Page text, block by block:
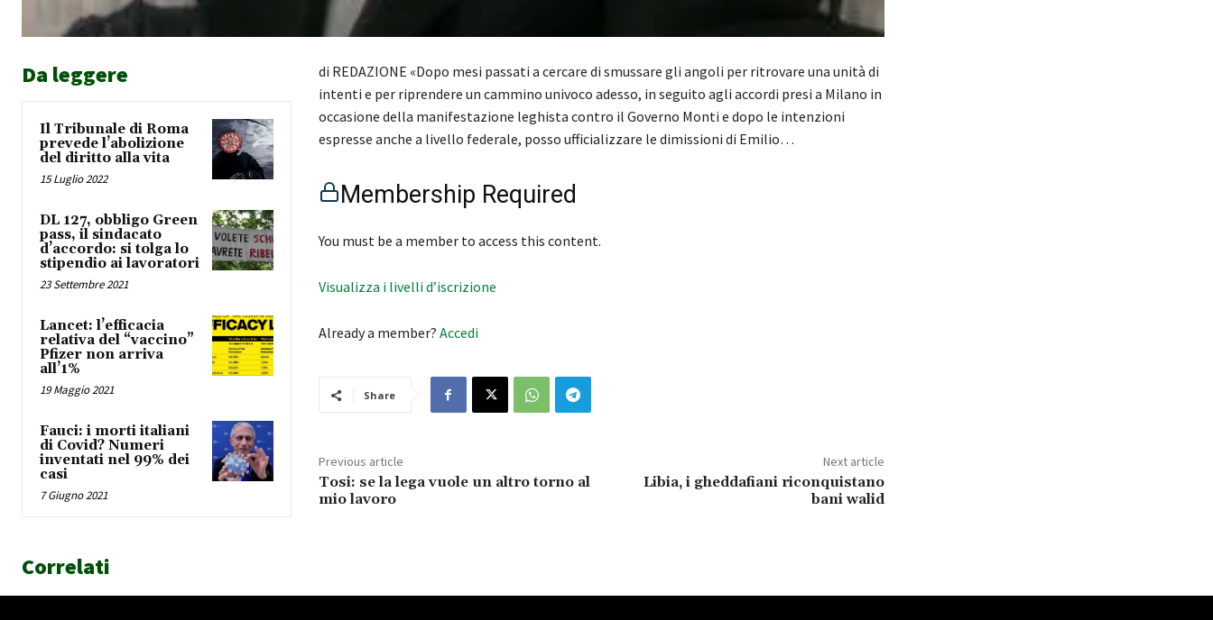
Da leggere
Il Tribunale di Roma
prevede l’abolizione
del diritto alla vita
15 Luglio 2022
DL 127, obbligo Green
pass, il sindacato
d’accordo: si tolga lo
stipendio ai lavoratori
23 Settembre 2021
Lancet: l’efficacia
relativa del “vaccino”
Pfizer non arriva
all’1%
19 Maggio 2021
Fauci: i morti italiani
di Covid? Numeri
inventati nel 99% dei
casi
7 Giugno 2021
di REDAZIONE «Dopo mesi passati a cercare di smussare gli angoli per ritrovare una unità di
intenti e per riprendere un cammino univoco adesso, in seguito agli accordi presi a Milano in
occasione della manifestazione leghista contro il Governo Monti e dopo le intenzioni
espresse anche a livello federale, posso ufficializzare le dimissioni di Emilio…
Membership Required
You must be a member to access this content.
Visualizza i livelli d’iscrizione
Already a member? Accedi
Share
Previous article
Tosi: se la lega vuole un altro torno al
mio lavoro
Next article
Libia, i gheddafiani riconquistano
bani walid
Correlati